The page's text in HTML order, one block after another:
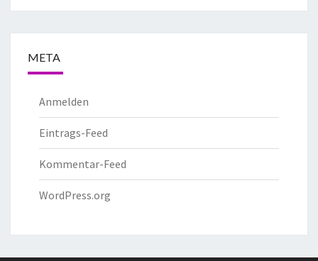
META
Anmelden
Eintrags-Feed
Kommentar-Feed
WordPress.org